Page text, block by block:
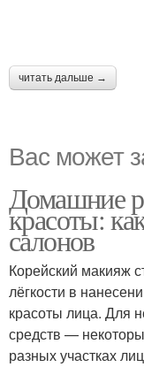
читать дальше →
Вас может
Домашние
красоты:
салонов
Корейский макияж
лёгкости в
красоты лица. Для
средств —
разных участках